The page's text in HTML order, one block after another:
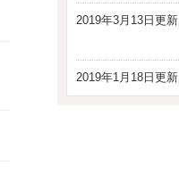
2019年3月13日更新
2019年1月18日更新